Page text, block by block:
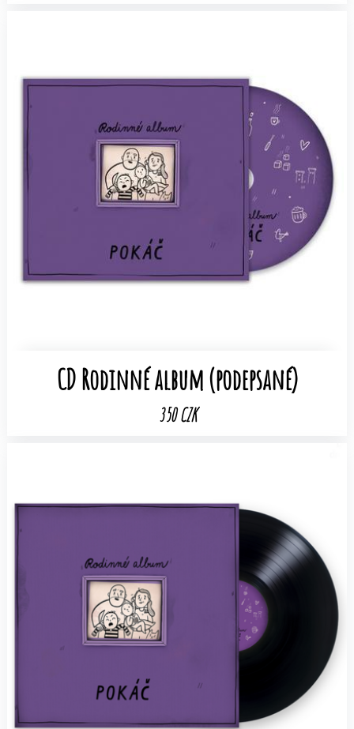
CD Rodinné album (podepsané)
350 CZK